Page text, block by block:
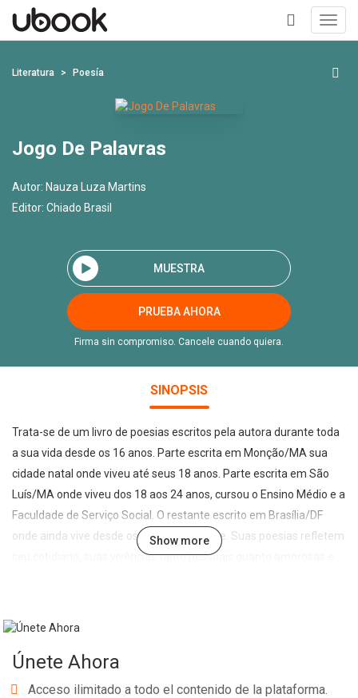
+
Literatura Poesía
Jogo De Palavras
Autor: Nauza Luza Martins
Editor: Chiado Brasil
MUESTRA
PRUEBA AHORA
Firma sin compromiso. Cancele cuando quiera.
SINOPSIS
Trata-se de um livro de poesias escritos pela autora durante toda
a sua vida desde os 16 anos. Parte escrita em Monção/MA sua
cidade natal onde viveu até seus 18 anos. Parte escrita em São
Luís/MA onde viveu dos 18 aos 24 anos, cursou o Ensino Médio e a
Faculdade de Serviço Social. O restante escrito em Brasília/DF
onde ainda vive desde os 25 anos de idade. Suas poesias refletem
seu cotidiano, suas vivências tanto pessoais quanto amorosas e
até 5 anos sem escrever nenhuma linha envolvida no trabalho,
Show more
Únete Ahora
Acceso ilimitado a todo el contenido de la plataforma.